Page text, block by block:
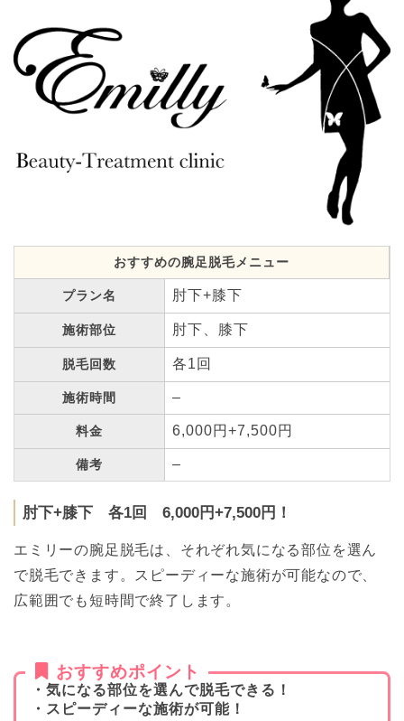
おすすめの腕足脱毛メニュー
プラン名 肘下+膝下
施術部位 肘下、膝下
脱毛回数 各1回
施術時間 –
料金 6,000円+7,500円
備考 –
肘下+膝下 各1回 6,000円+7,500円！
エミリーの腕足脱毛は、それぞれ気になる部位を選ん
で脱毛できます。スピーディーな施術が可能なので、
広範囲でも短時間で終了します。
おすすめポイント
・気になる部位を選んで脱毛できる！
・スピーディーな施術が可能！